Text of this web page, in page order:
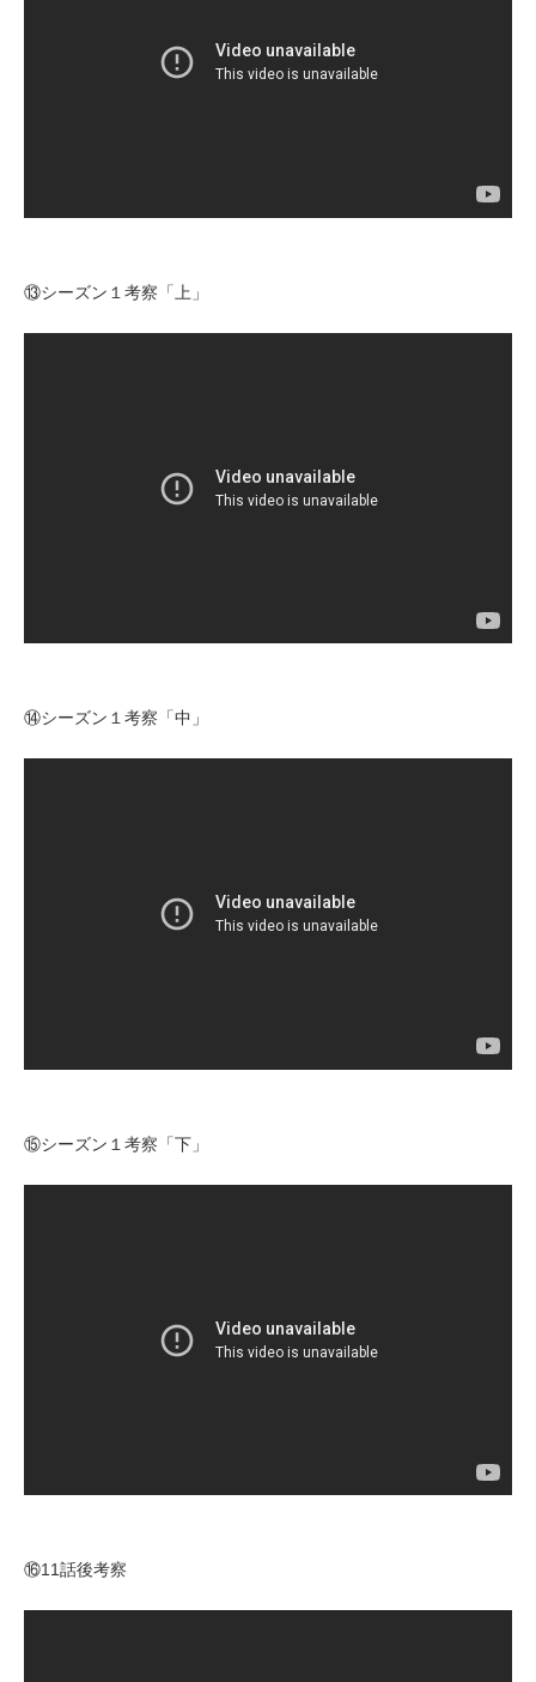
⑬シーズン１考察「上」
⑭シーズン１考察「中」
⑮シーズン１考察「下」
⑯11話後考察